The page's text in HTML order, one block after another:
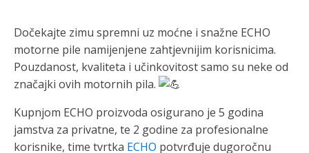
Dočekajte zimu spremni uz moćne i snažne ECHO
motorne pile namijenjene zahtjevnijim korisnicima.
Pouzdanost, kvaliteta i učinkovitost samo su neke od
značajki ovih motornih pila.
Kupnjom ECHO proizvoda osigurano je 5 godina
jamstva za privatne, te 2 godine za profesionalne
korisnike, time tvrtka ECHO potvrđuje dugoročnu